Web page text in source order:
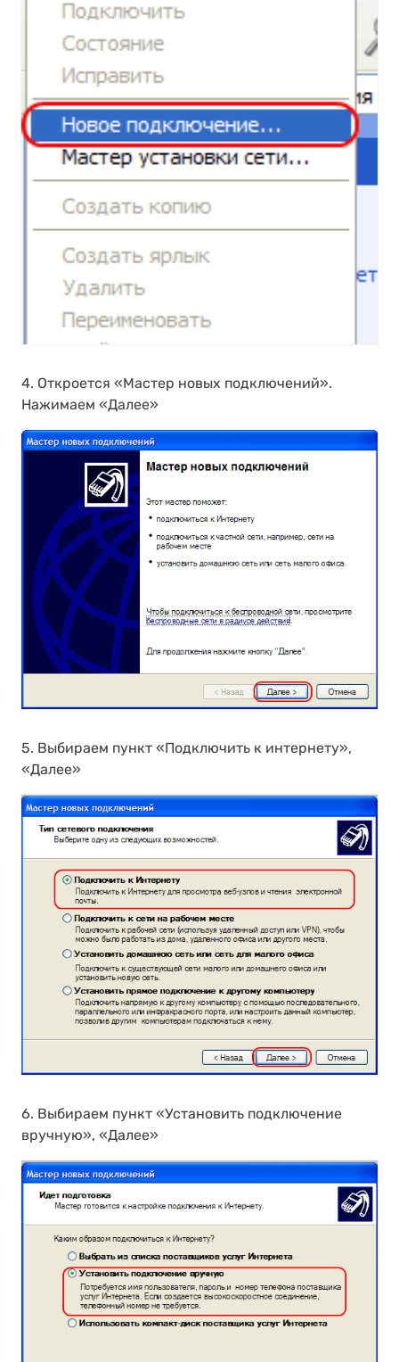
4. Откроется «Мастер новых подключений».
Нажимаем «Далее»
5. Выбираем пункт «Подключить к интернету»,
«Далее»
6. Выбираем пункт «Установить подключение
вручную», «Далеe»